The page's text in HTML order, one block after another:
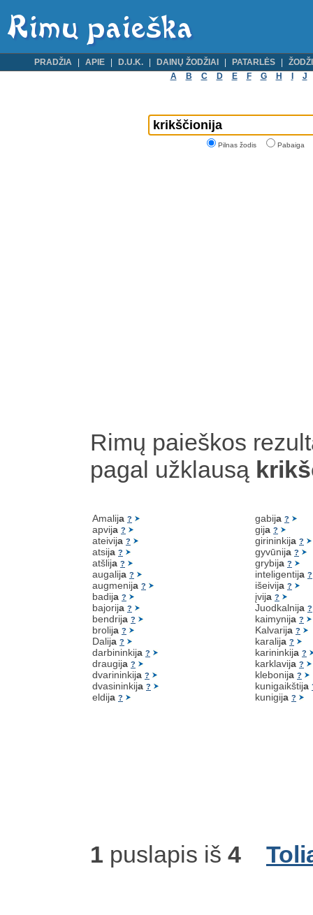
PRADŽIA APIE D.U.K. DAINŲ ŽODŽIAI PATARLĖS
A
B C D E F G H J
Pilnas žodis Pabaiga
Rimų paieškos
pagal užklausą
Amalija ?
apvija ?
ateivija ?
atsija ?
atšlija ?
augalija ?
augmenija ?
badija ?
bajorija ?
bendrija ?
brolija ?
Dalija ?
darbininkija ?
draugija ?
dvarininkija ?
dvasininkija ?
eldija ?
gabija ?
gija ?
girininkija ?
gyvūnija ?
grybija ?
inteligentija ?
išeivija ?
įvija ?
Juodkalnija ?
kaimynija ?
Kalvarija ?
karalija ?
karininkija ?
karklavija ?
klebonija ?
kunigaikštija
kunigija ?
1 puslapis iš 4